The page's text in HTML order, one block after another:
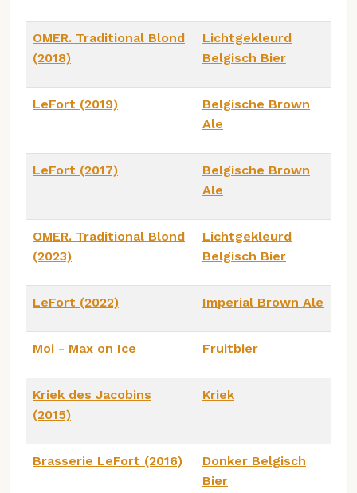
OMER. Traditional Blond
(2018)
Lichtgekleurd
Belgisch Bier
LeFort (2019)
Belgische Brown
Ale
LeFort (2017)
Belgische Brown
Ale
OMER. Traditional Blond
(2023)
Lichtgekleurd
Belgisch Bier
LeFort (2022) Imperial Brown Ale
Moi - Max on Ice Fruitbier
Kriek des Jacobins
(2015)
Kriek
Brasserie LeFort (2016)
Donker Belgisch
Bier